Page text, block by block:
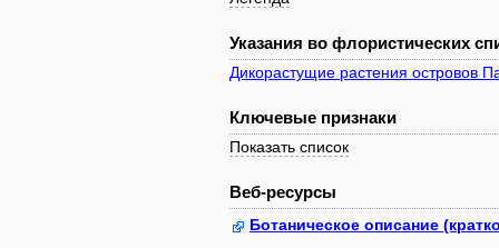
Указания во флористических
Дикорастущие растения островов
Ключевые признаки
Показать список
Веб-ресурсы
Ботаническое описание